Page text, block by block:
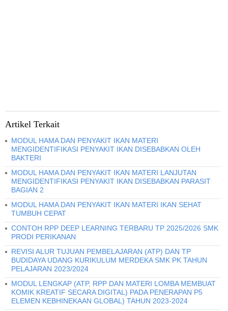
Artikel Terkait
MODUL HAMA DAN PENYAKIT IKAN MATERI
MENGIDENTIFIKASI PENYAKIT IKAN DISEBABKAN OLEH
BAKTERI
MODUL HAMA DAN PENYAKIT IKAN MATERI LANJUTAN
MENGIDENTIFIKASI PENYAKIT IKAN DISEBABKAN PARASIT
BAGIAN 2
MODUL HAMA DAN PENYAKIT IKAN MATERI IKAN SEHAT
TUMBUH CEPAT
CONTOH RPP DEEP LEARNING TERBARU TP 2025/2026 SMK
PRODI PERIKANAN
REVISI ALUR TUJUAN PEMBELAJARAN (ATP) DAN TP
BUDIDAYA UDANG KURIKULUM MERDEKA SMK PK TAHUN
PELAJARAN 2023/2024
MODUL LENGKAP (ATP, RPP DAN MATERI LOMBA MEMBUAT
KOMIK KREATIF SECARA DIGITAL) PADA PENERAPAN P5
ELEMEN KEBHINEKAAN GLOBAL) TAHUN 2023-2024